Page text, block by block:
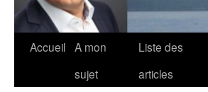
Accueil A mon
sujet
Liste des
articles